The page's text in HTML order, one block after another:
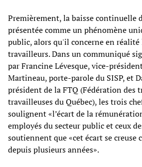
Premièrement, la baisse continuelle
présentée comme un phénomène
public, alors qu'il concerne en réalité
travailleurs. Dans un communiqué
par Francine Lévesque, vice-
Martineau, porte-parole du SISP, et
président de la FTQ (Fédération des
travailleuses du Québec), les trois
soulignent «l’écart de la
employés du secteur public et ceux
soutiennent que «cet écart se creuse
depuis plusieurs années».